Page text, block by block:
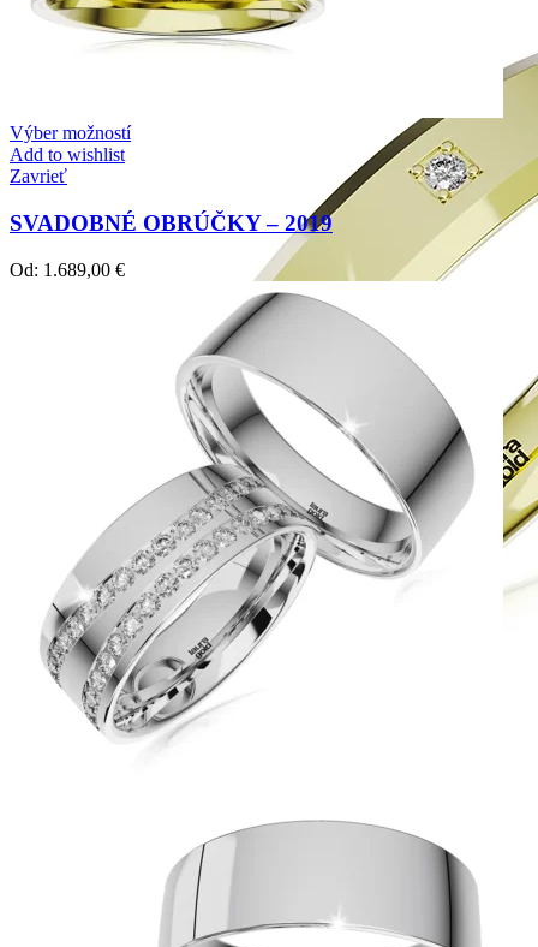
Dokonalý lesk tradičného zlata s decentnou iskrou
Výber možností
Add to wishlist
Zavrieť
SVADOBNÉ OBRÚČKY – 2019
Od: 1.689,00 €